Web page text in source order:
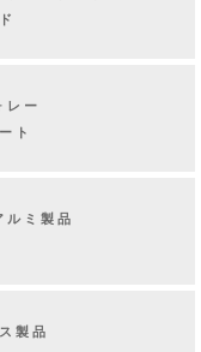
レー
ト
ルミ製品
製品